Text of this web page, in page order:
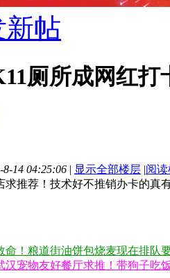
新帖
厕所成网红
14 04:25:06 | 显示全部楼层 |阅
求推荐！技术好不推销办卡的真
命！粮道街油饼包烧麦现在排队
汉宠物友好餐厅求推！带狗子吃